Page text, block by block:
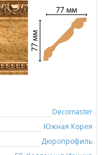
Decomaster
Южная Корея
Дюропрофиль